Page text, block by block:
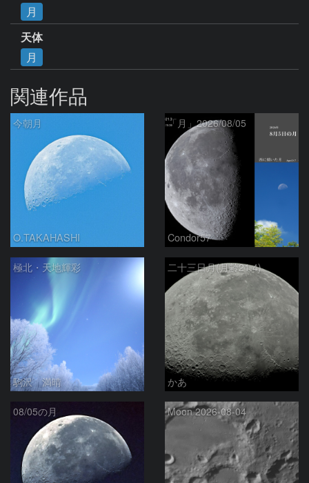
月
天体
月
関連作品
今朝月
O.TAKAHASHI
「月」2026/08/05
Condor57
極北・天地輝彩
駒沢 満晴
二十三日月(月齢21.4)
かあ
08/05の月 Moon 2026-08-04